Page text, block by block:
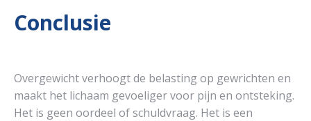
Conclusie
Overgewicht verhoogt de belasting op gewrichten en
maakt het lichaam gevoeliger voor pijn en ontsteking.
Het is geen oordeel of schuldvraag. Het is een